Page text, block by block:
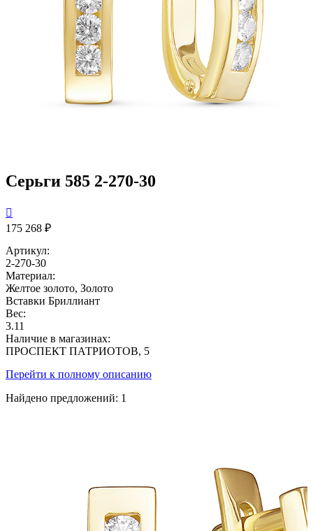
Серьги 585 2-270-30

175 268 ₽
Артикул:
2-270-30
Материал:
Желтое золото, Золото
Вставки Бриллиант
Вес:
3.11
Наличие в магазинах:
ПРОСПЕКТ ПАТРИОТОВ, 5
Перейти к полному описанию
Найдено предложений: 1